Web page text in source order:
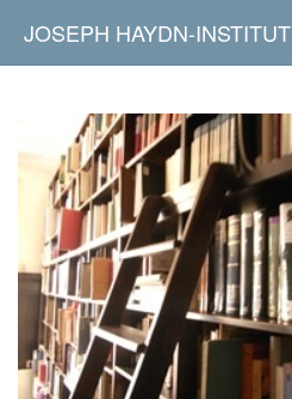
JOSEPH HAYDN-INSTITUT